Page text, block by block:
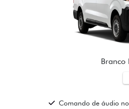
Branco
Comando de áudio